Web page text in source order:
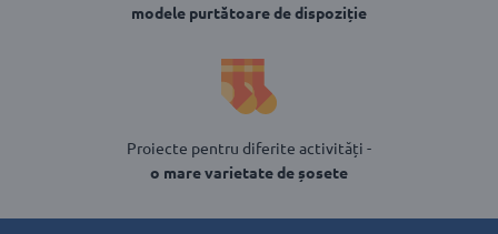
modele purtătoare de dispoziție
Proiecte pentru diferite activități -
o mare varietate de șosete